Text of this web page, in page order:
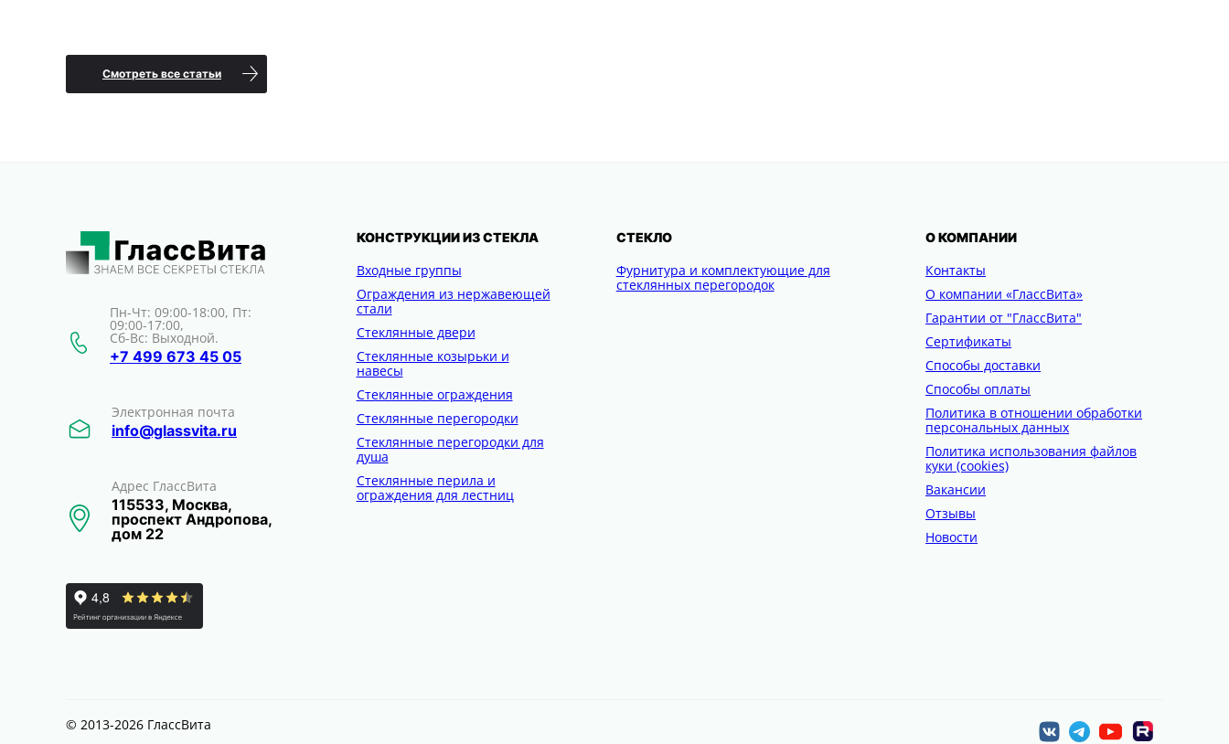
Смотреть все статьи
Пн-Чт: 09:00-18:00, Пт:
09:00-17:00,
Сб-Вс: Выходной.
+7 499 673 45 05
Электронная почта
info@glassvita.ru
Адрес ГлассВита
115533, Москва,
проспект Андропова,
дом 22
КОНСТРУКЦИИ ИЗ СТЕКЛА
Входные группы
Ограждения из нержавеющей
стали
Стеклянные двери
Стеклянные козырьки и
навесы
Стеклянные ограждения
Стеклянные перегородки
Стеклянные перегородки для
душа
Стеклянные перила и
ограждения для лестниц
СТЕКЛО
Фурнитура и комплектующие для
стеклянных перегородок
О КОМПАНИИ
Контакты
О компании «ГлассВита»
Гарантии от "ГлассВита"
Сертификаты
Способы доставки
Способы оплаты
Политика в отношении обработки
персональных данных
Политика использования файлов
куки (cookies)
Вакансии
Отзывы
Новости
© 2013-2026 ГлассВита